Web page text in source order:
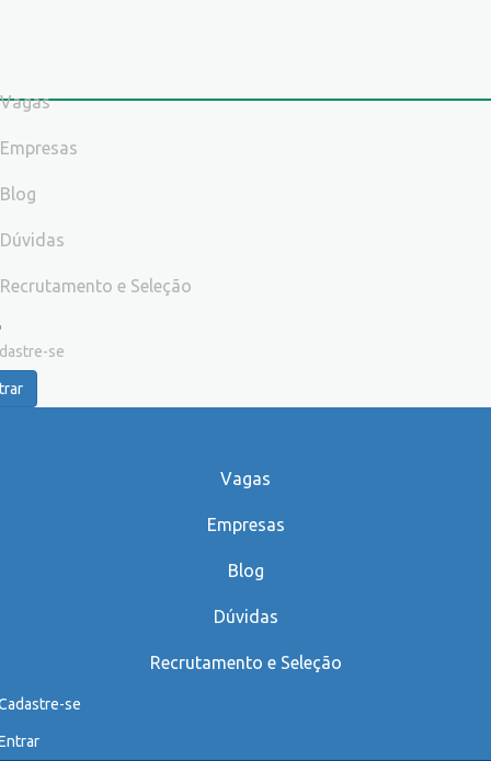
Vagas
Empresas
Blog
Dúvidas
Recrutamento e Seleção
se
Vagas
Empresas
Blog
Dúvidas
Recrutamento e Seleção
se